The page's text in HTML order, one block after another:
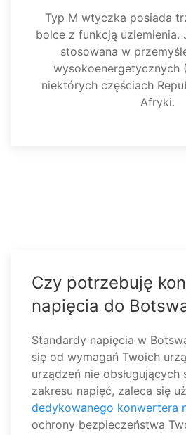
Typ M wtyczka posiada
bolce z funkcją uziemienia.
stosowana w
wysokoenergetycznych
niektórych częściach
Afryki.
Czy potrzebuję
napięcia do
Standardy napięcia w
się od wymagań Twoich
urządzeń nie obsługujących
zakresu napięć, zaleca się
dedykowanego konwertera
ochrony bezpieczeństwa